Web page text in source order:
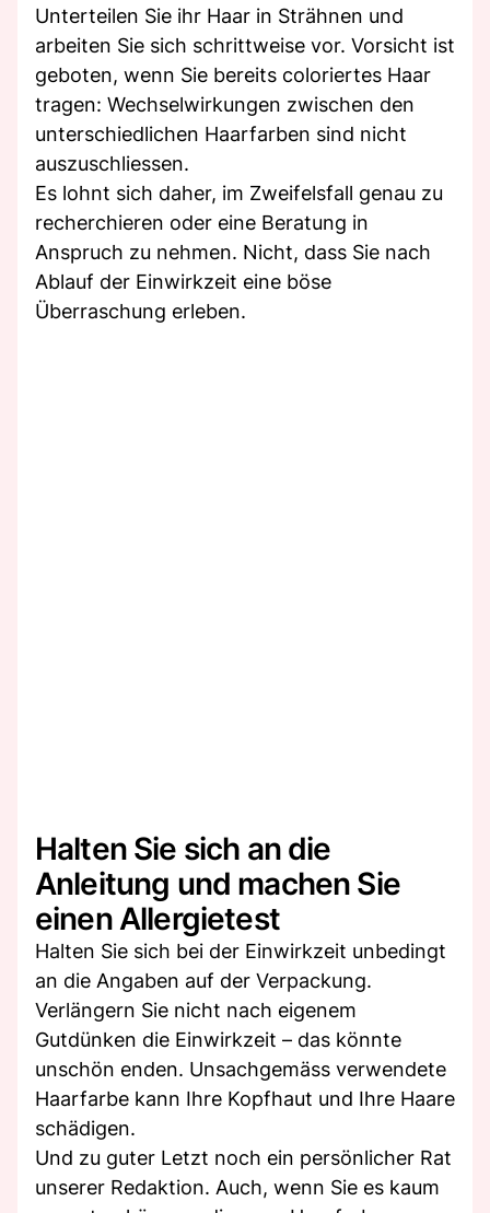
Unterteilen Sie ihr Haar in Strähnen und
arbeiten Sie sich schrittweise vor. Vorsicht ist
geboten, wenn Sie bereits coloriertes Haar
tragen: Wechselwirkungen zwischen den
unterschiedlichen Haarfarben sind nicht
auszuschliessen.
Es lohnt sich daher, im Zweifelsfall genau zu
recherchieren oder eine Beratung in
Anspruch zu nehmen. Nicht, dass Sie nach
Ablauf der Einwirkzeit eine böse
Überraschung erleben.
Halten Sie sich an die
Anleitung und machen Sie
einen Allergietest
Halten Sie sich bei der Einwirkzeit unbedingt
an die Angaben auf der Verpackung.
Verlängern Sie nicht nach eigenem
Gutdünken die Einwirkzeit – das könnte
unschön enden. Unsachgemäss verwendete
Haarfarbe kann Ihre Kopfhaut und Ihre Haare
schädigen.
Und zu guter Letzt noch ein persönlicher Rat
unserer Redaktion. Auch, wenn Sie es kaum